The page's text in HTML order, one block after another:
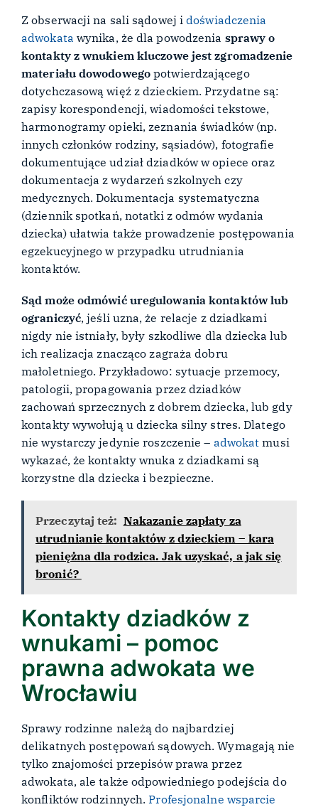
Z obserwacji na sali sądowej idoświadczenia
adwokata wynika, że dla powodzenia sprawy o
kontakty z wnukiem kluczowe jest zgromadzenie
materiału dowodowego potwierdzającego
dotychczasową więź z dzieckiem. Przydatne są:
zapisy korespondencji, wiadomości tekstowe,
harmonogramy opieki, zeznania świadków (np.
innych członków rodziny, sąsiadów), fotografie
dokumentujące udział dziadków w opiece oraz
dokumentacja z wydarzeń szkolnych czy
medycznych. Dokumentacja systematyczna
(dziennik spotkań, notatki z odmów wydania
dziecka) ułatwia także prowadzenie postępowania
egzekucyjnego w przypadku utrudniania
kontaktów.
Sąd może odmówić uregulowania kontaktów lub
ograniczyć, jeśli uzna, że relacje z dziadkami
nigdy nie istniały, były szkodliwe dla dziecka lub
ich realizacja znacząco zagraża dobru
małoletniego. Przykładowo: sytuacje przemocy,
patologii, propagowania przez dziadków
zachowań sprzecznych z dobrem dziecka, lub gdy
kontakty wywołują u dziecka silny stres. Dlatego
nie wystarczy jedynie roszczenie – adwokat musi
wykazać, że kontakty wnuka z dziadkami są
korzystne dla dziecka i bezpieczne.
Przeczytaj też: Nakazanie zapłaty za
utrudnianie kontaktów z dzieckiem – kara
pieniężna dla rodzica. Jak uzyskać, a jak się
bronić?
Kontakty dziadków z
wnukami – pomoc
prawna adwokata we
Wrocławiu
Sprawy rodzinne należą do najbardziej
delikatnych postępowań sądowych. Wymagają nie
tylko znajomości przepisów prawa przez
adwokata, ale także odpowiedniego podejścia do
konfliktów rodzinnych.Profesjonalne wsparcie